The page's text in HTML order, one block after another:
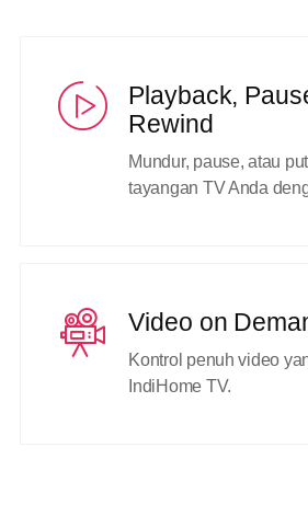
Playback,
Rewind
Mundur, pause, atau
tayangan TV Anda
Video on
Kontrol penuh video
IndiHome TV.